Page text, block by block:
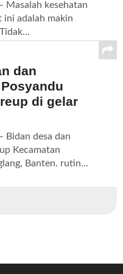
Masalah kesehatan
ini adalah makin
dan
di gelar
Bidan desa dan
Kecamatan
Banten. rutin...